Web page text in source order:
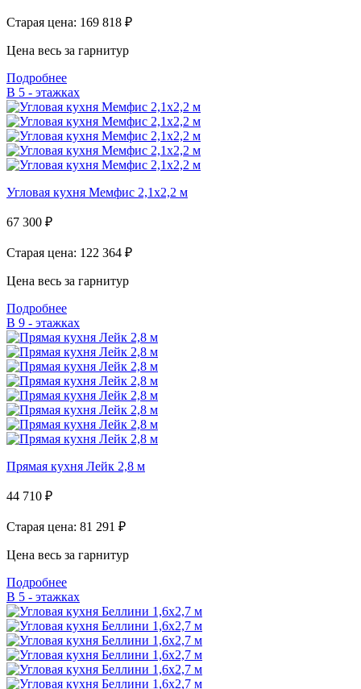
Старая цена: 169 818 ₽
Цена весь за гарнитур
Подробнее
В 5 - этажках
Угловая кухня Мемфис 2,1х2,2 м
67 300 ₽
Старая цена: 122 364 ₽
Цена весь за гарнитур
Подробнее
В 9 - этажках
Прямая кухня Лейк 2,8 м
44 710 ₽
Старая цена: 81 291 ₽
Цена весь за гарнитур
Подробнее
В 5 - этажках